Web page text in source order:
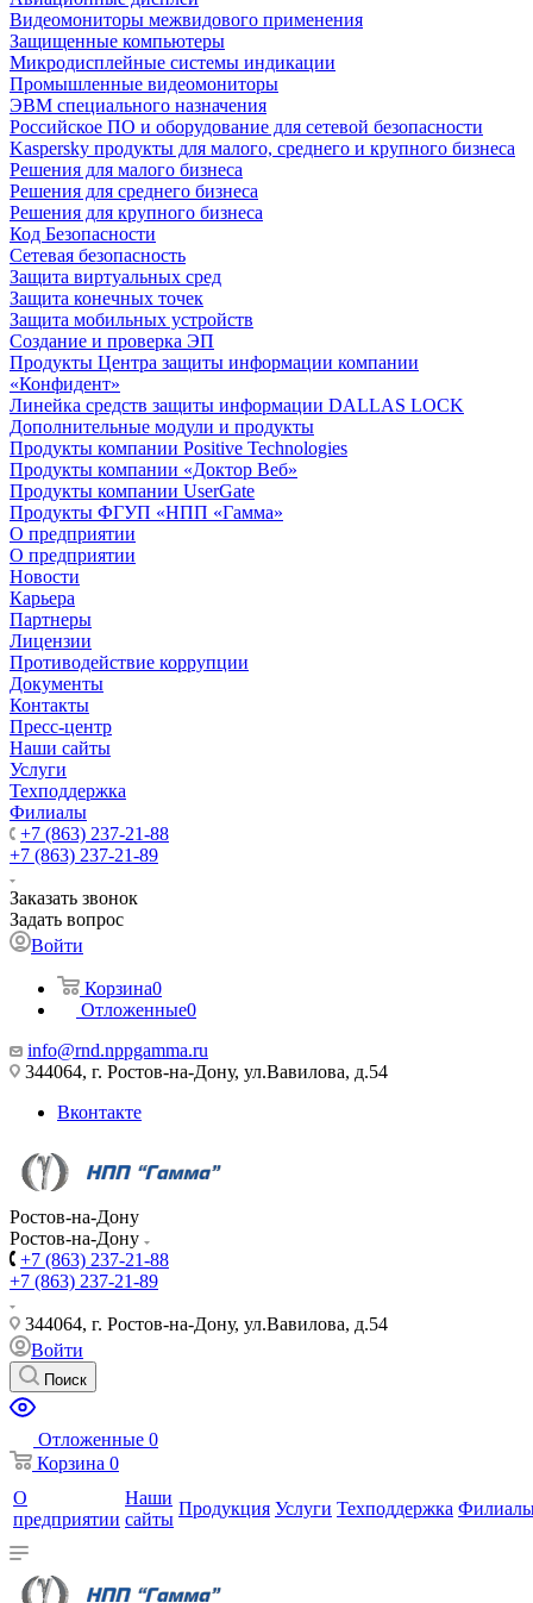
Видеомониторы межвидового применения
Защищенные компьютеры
Микродисплейные системы индикации
Промышленные видеомониторы
ЭВМ специального назначения
Российское ПО и оборудование для сетевой безопасности
Kaspersky продукты для малого, среднего и крупного бизнеса
Решения для малого бизнеса
Решения для среднего бизнеса
Решения для крупного бизнеса
Код Безопасности
Сетевая безопасность
Защита виртуальных сред
Защита конечных точек
Защита мобильных устройств
Создание и проверка ЭП
Продукты Центра защиты информации компании
«Конфидент»
Линейка средств защиты информации DALLAS LOCK
Дополнительные модули и продукты
Продукты компании Positive Technologies
Продукты компании «Доктор Веб»
Продукты компании UserGate
Продукты ФГУП «НПП «Гамма»
О предприятии
О предприятии
Новости
Карьера
Партнеры
Лицензии
Противодействие коррупции
Документы
Контакты
Пресс-центр
Наши сайты
Услуги
Техподдержка
Филиалы
+7 (863) 237-21-88
+7 (863) 237-21-89
Заказать звонок
Задать вопрос
Войти
Корзина0
Отложенные0
info@rnd.nppgamma.ru
344064, г. Ростов-на-Дону, ул.Вавилова, д.54
Вконтакте
Ростов-на-Дону
Ростов-на-Дону
+7 (863) 237-21-88
+7 (863) 237-21-89
344064, г. Ростов-на-Дону, ул.Вавилова, д.54
Войти
Поиск
Отложенные 0
Корзина 0
О
предприятии
Наши
сайты
Продукция Услуги Техподдержка